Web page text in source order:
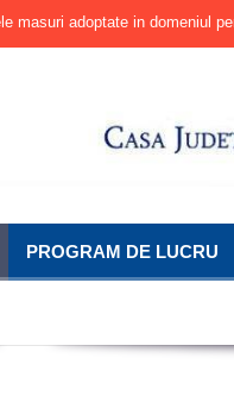
adoptate in domeniul
PROGRAM DE LUCRU